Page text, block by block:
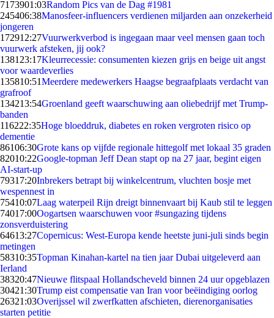
7173901:03Random Pics van de Dag #1981
245406:38Manosfeer-influencers verdienen miljarden aan onzekerheid
jongeren
172912:27Vuurwerkverbod is ingegaan maar veel mensen gaan toch
vuurwerk afsteken, jij ook?
1381 23:17Kleurrecessie: consumenten kiezen grijs en beige uit angst
voor waardeverlies
135810:51Meerdere medewerkers Haagse begraafplaats verdacht van
grafroof
134213:54Groenland geeft waarschuwing aan oliebedrijf met Trump-
banden
116222:35Hoge bloeddruk, diabetes en roken vergroten risico op
dementie
86106:30Grote kans op vijfde regionale hittegolf met lokaal 35 graden
82010:22Google-topman Jeff Dean stapt op na 27 jaar, begint eigen
AI-start-up
79317:20Inbrekers betrapt bij winkelcentrum, vluchten bosje met
wespennest in
75410:07Laag waterpeil Rijn dreigt binnenvaart bij Kaub stil te leggen
74017:00Oogartsen waarschuwen voor #sungazing tijdens
zonsverduistering
64613:27Copernicus: West-Europa kende heetste juni-juli sinds begin
metingen
58310:35Topman Kinahan-kartel na tien jaar Dubai uitgeleverd aan
Ierland
38320:47Nieuwe flitspaal Hollandscheveld binnen 24 uur opgeblazen
30421:30Trump eist compensatie van Iran voor beëindiging oorlog
26321:03Overijssel wil zwerfkatten afschieten, dierenorganisaties
starten petitie